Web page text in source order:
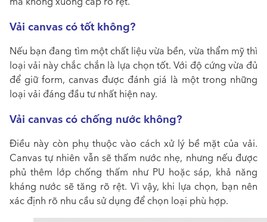
Vải canvas có tốt không?
Nếu bạn đang tìm một chất liệu vừa bền, vừa thẩm mỹ thì
loại vải này chắc chắn là lựa chọn tốt. Với độ cứng vừa đủ
để giữ form, canvas được đánh giá là một trong những
loại vải đáng đầu tư nhất hiện nay.
Vải canvas có chống nước không?
Điều này còn phụ thuộc vào cách xử lý bề mặt của vải.
Canvas tự nhiên vẫn sẽ thấm nước nhẹ, nhưng nếu được
phủ thêm lớp chống thấm như PU hoặc sáp, khả năng
kháng nước sẽ tăng rõ rệt. Vì vậy, khi lựa chọn, bạn nên
xác định rõ nhu cầu sử dụng để chọn loại phù hợp.